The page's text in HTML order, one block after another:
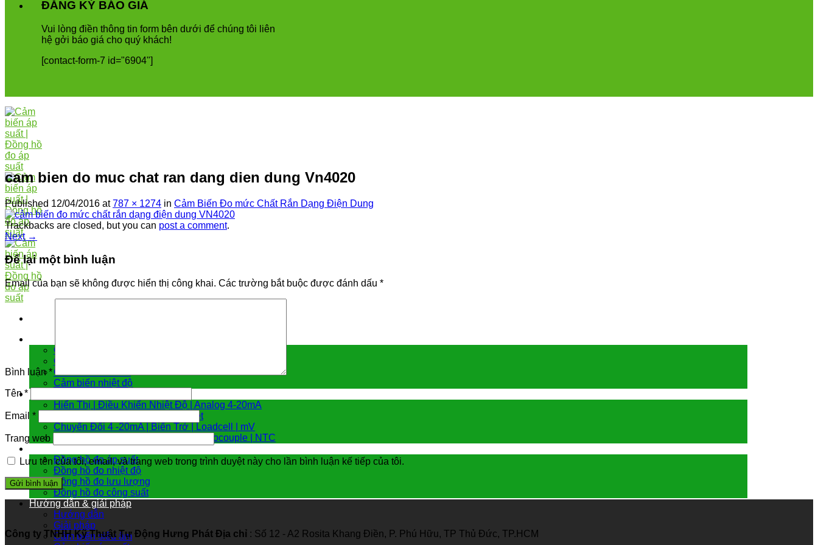
ĐĂNG KÝ BÁO GIÁ
Vui òng điền thông tin form bên dưới để chúng tôi liên
hệ gởi báo giá cho quý khách!
[contact-form-7 id="6904"]
Cảm biến áp suất
Cảm biến chênh áp
Cảm biến đo mức
Cảm biến nhiệt độ
Hiển Thị | Điều Khiển Nhiệt Độ | Analog 4-20mA
Chuyển đổi Modbus RTU | Internet
Chuyển Đổi 4 -20mA | Biến Trở | Loadcell | mV
Chuyển Đổi Nhiệt Độ PT100 | Thermocouple | NTC
Đồng hồ đo
Đồng hồ đo áp suất
Đồng hồ đo nhiệt độ
Đồng hồ đo lưu lượng
Đồng hồ đo công suất
Hướng dẫn & giải pháp
Hướng dẫn
Giải pháp
Cảm biến siêu âm
cam bien do muc chat ran dang dien dung Vn4020
Published 12/04/2016 at787 × 1274 in Cảm Biến Đo mức Chất Rắn Dạng Điện Dung
Trackbacks are closed, but you can post a comment.
Next →
Để lại một bình luận
Email của bạn sẽ không được hiển thị công khai. Các trường bắt buộc được đánh dấu *
Bình luận*
Tên*
Email *
Trang web
Lưu tên của tôi, email, và trang web trong trình duyệt này cho lần bình luận kế tiếp của tôi.
Công ty TNHH Kỹ Thuật Tự Động Hưng Phát Địa chỉ : Số 12 - A2 Rosita Khang Điền, P. Phú Hữu, TP Thủ Đức, TP.HCM